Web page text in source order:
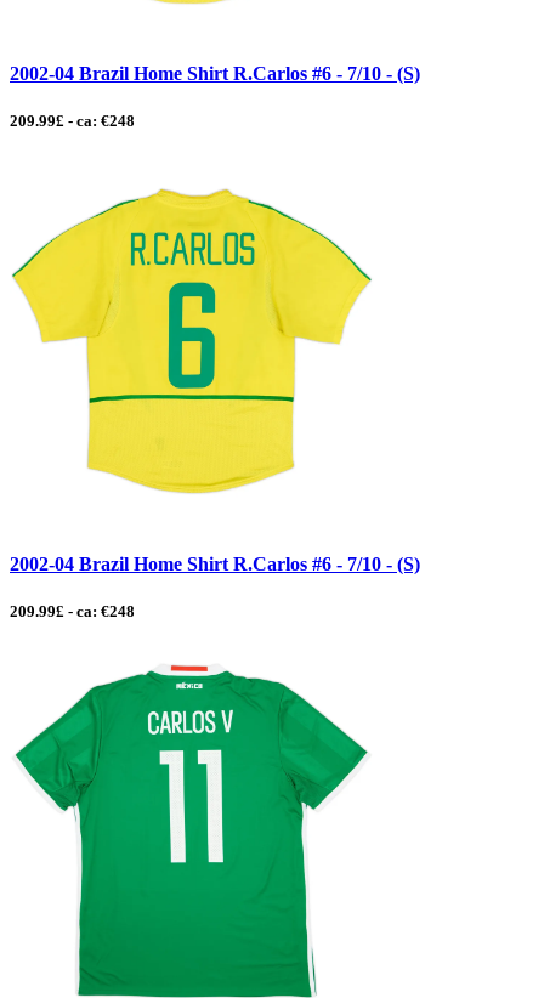
2002-04 Brazil Home Shirt R.Carlos #6 - 7/10 - (S)
209.99£ - ca: €248
2002-04 Brazil Home Shirt R.Carlos #6 - 7/10 - (S)
209.99£ - ca: €248